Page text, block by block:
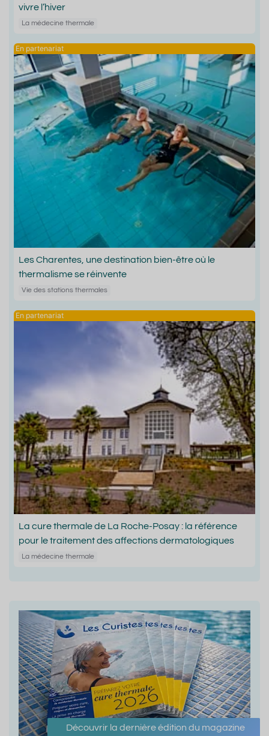
vivre l’hiver
La médecine thermale
Les Charentes, une destination bien-être où le
thermalisme se réinvente
Vie des stations thermales
La cure thermale de La Roche-Posay : la référence
pour le traitement des affections dermatologiques
La médecine thermale
Découvrir la dernière édition du magazine